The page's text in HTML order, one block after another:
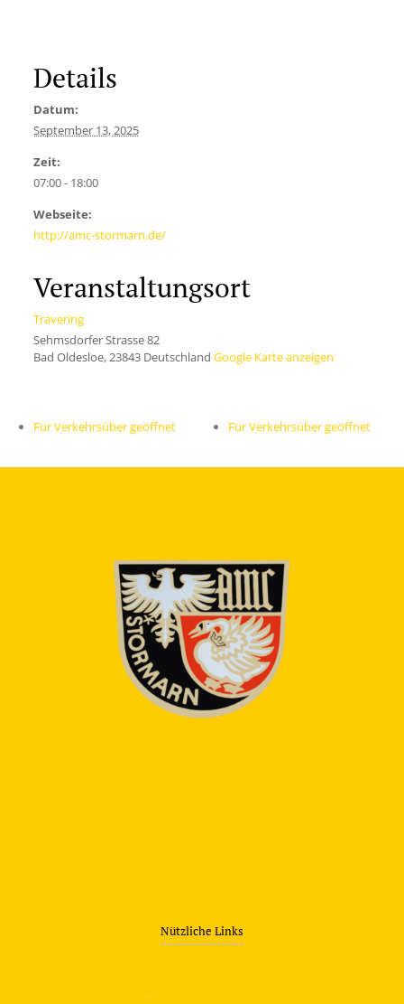
Details
Datum:
September 13, 2025
Zeit:
07:00 - 18:00
Webseite:
http://amc-stormarn.de/
Veranstaltungsort
Travering
Sehmsdorfer Strasse 82
Bad Oldesloe,23843 Deutschland Google Karte anzeigen
Für Verkehrsüber geöffnet Für Verkehrsüber geöffnet
Nützliche Links
—